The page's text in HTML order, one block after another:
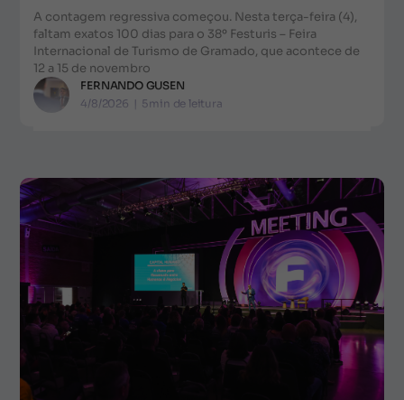
A contagem regressiva começou. Nesta terça-feira (4),
faltam exatos 100 dias para o 38º Festuris – Feira
Internacional de Turismo de Gramado, que acontece de
12 a 15 de novembro
FERNANDO GUSEN
4/8/2026 | 5min de leitura